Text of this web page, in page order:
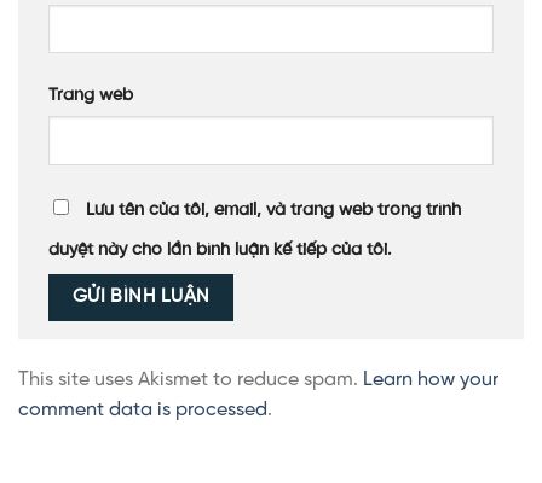
Trang web
Lưu tên của tôi, email, và trang web trong trình
duyệt này cho lần bình luận kế tiếp của tôi.
This site uses Akismet to reduce spam. Learn how your
comment data is processed.